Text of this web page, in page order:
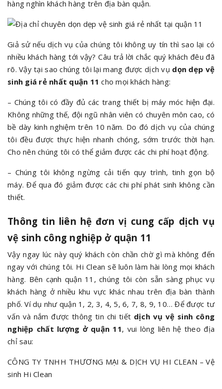
hàng nghìn khách hàng trên địa bàn quận.
Giả sử nếu dịch vụ của chúng tôi không uy tín thì sao lại có
nhiều khách hàng tới vậy? Câu trả lời chắc quý khách đêu đã
rõ. Vậy tại sao chúng tôi lại mang được dịch vụ dọn dẹp vệ
sinh giá rẻ nhất quận 11 cho mọi khách hàng:
– Chúng tôi có đầy đủ các trang thiết bị máy móc hiện đại.
Không những thế, đội ngũ nhân viên có chuyên môn cao, có
bề dày kinh nghiệm trên 10 năm. Do đó dịch vụ của chúng
tôi đều được thực hiện nhanh chóng, sớm trước thời hạn.
Cho nên chúng tôi có thể giảm được các chi phí hoạt động.
– Chúng tôi không ngừng cải tiến quy trình, tinh gọn bộ
máy. Để qua đó giảm được các chi phí phát sinh không cần
thiết.
Thông tin liên hệ đơn vị cung cấp dịch vụ
vệ sinh công nghiệp ở quận 11
Vậy ngay lúc này quý khách còn chần chờ gì mà không đến
ngay với chúng tôi. Hi Clean sẽ luôn làm hài lòng mọi khách
hàng. Bên cạnh quận 11, chúng tôi còn sẵn sàng phục vụ
khách hàng ở nhiều khu vực khác nhau trên địa bàn thành
phố. Ví dụ như quận 1, 2, 3, 4, 5, 6, 7, 8, 9, 10… Để được tư
vấn và nắm được thông tin chi tiết dịch vụ vệ sinh công
nghiệp chất lượng ở quận 11, vui lòng liên hệ theo địa
chỉ sau:
CÔNG TY TNHH THƯƠNG MẠI & DỊCH VỤ HI CLEAN – Vệ
sinh Hi Clean